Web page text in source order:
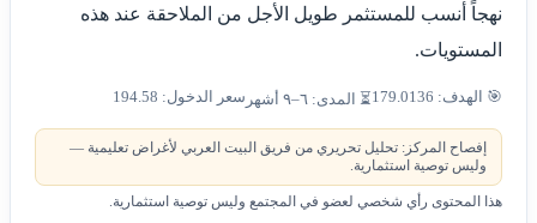
نهجاً أنسب للمستثمر طويل الأجل من الملاحقة عند هذه
المستويات.
🎯 الهدف: 179.0136 ⏳ المدى: ٦–٩ أشهر سعر الدخول: 194.58
إفصاح المركز: تحليل تحريري من فريق البيت العربي لأغراض تعليمية —
وليس توصية استثمارية.
هذا المحتوى رأي شخصي لعضو في المجتمع وليس توصية استثمارية.